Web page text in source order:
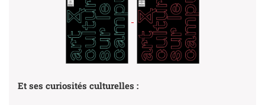
Et ses curiosités culturelles :